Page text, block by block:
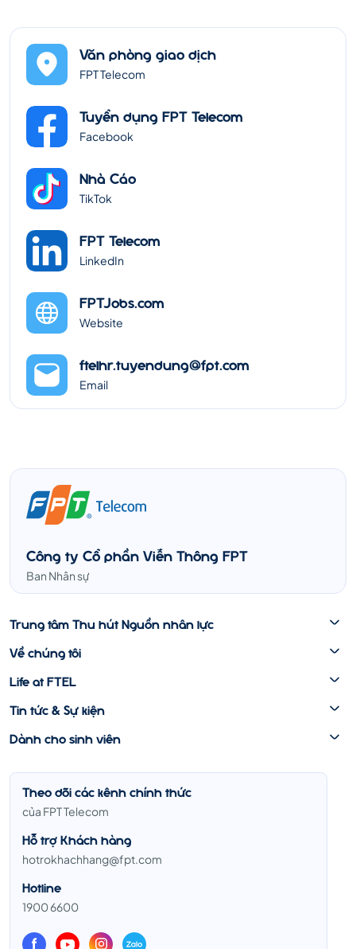
Văn phòng giao dịch
FPT Telecom
Tuyển dụng FPT Telecom
Facebook
Nhà Cáo
TikTok
FPT Telecom
LinkedIn
FPTJobs.com
Website
ftelhr.tuyendung@fpt.com
Email
Công ty Cổ phần Viễn Thông FPT
Ban Nhân sự
Trung tâm Thu hút Nguồn nhân lực
Về chúng tôi
Life at FTEL
Tin tức & Sự kiện
Dành cho sinh viên
Theo dõi các kênh chính thức
của FPT Telecom
Hỗ trợ Khách hàng
hotrokhachhang@fpt.com
Hotline
1900 6600